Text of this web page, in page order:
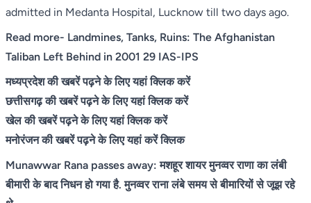
admitted in Medanta Hospital, Lucknow till two days ago.
Read more- Landmines, Tanks, Ruins: The Afghanistan
Taliban Left Behind in 2001 29 IAS-IPS
मध्यप्रदेश की खबरें पढ़ने के लिए यहां क्लिक करें
छत्तीसगढ़ की खबरें पढ़ने के लिए यहां क्लिक करें
खेल की खबरें पढ़ने के लिए यहां क्लिक करें
मनोरंजन की खबरें पढ़ने के लिए यहां करें क्लिक
Munawwar Rana passes away: मशहूर शायर मुनव्वर राणा का लंबी
बीमारी के बाद निधन हो गया है. मुनव्वर राना लंबे समय से बीमारियों से जूझ रहे